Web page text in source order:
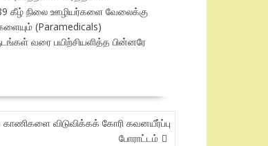
கீழ் நிலை ஊழியர்களை வேலைக்கு
(Paramedicals)
வரை பயிற்சியளித்த பின்னரே
விடுவிக்கக் கோரி கவனயீர்ப்பு
போராட்டம்